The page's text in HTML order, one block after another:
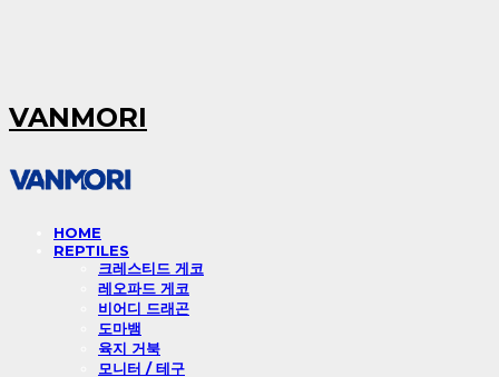
VANMORI
HOME
REPTILES
크레스티드 게코
레오파드 게코
비어디 드래곤
도마뱀
육지 거북
모니터 / 테구